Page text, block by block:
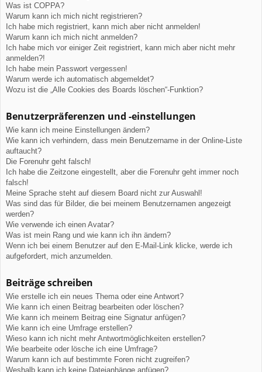
Was ist COPPA?
Warum kann ich mich nicht registrieren?
Ich habe mich registriert, kann mich aber nicht anmelden!
Warum kann ich mich nicht anmelden?
Ich habe mich vor einiger Zeit registriert, kann mich aber nicht mehr
anmelden?!
Ich habe mein Passwort vergessen!
Warum werde ich automatisch abgemeldet?
Wozu ist die „Alle Cookies des Boards löschen“-Funktion?
Benutzerpräferenzen und -einstellungen
Wie kann ich meine Einstellungen ändern?
Wie kann ich verhindern, dass mein Benutzername in der Online-Liste
auftaucht?
Die Forenuhr geht falsch!
Ich habe die Zeitzone eingestellt, aber die Forenuhr geht immer noch
falsch!
Meine Sprache steht auf diesem Board nicht zur Auswahl!
Was sind das für Bilder, die bei meinem Benutzernamen angezeigt
werden?
Wie verwende ich einen Avatar?
Was ist mein Rang und wie kann ich ihn ändern?
Wenn ich bei einem Benutzer auf den E-Mail-Link klicke, werde ich
aufgefordert, mich anzumelden.
Beiträge schreiben
Wie erstelle ich ein neues Thema oder eine Antwort?
Wie kann ich einen Beitrag bearbeiten oder löschen?
Wie kann ich meinem Beitrag eine Signatur anfügen?
Wie kann ich eine Umfrage erstellen?
Wieso kann ich nicht mehr Antwortmöglichkeiten erstellen?
Wie bearbeite oder lösche ich eine Umfrage?
Warum kann ich auf bestimmte Foren nicht zugreifen?
Weshalb kann ich keine Dateianhänge anfügen?